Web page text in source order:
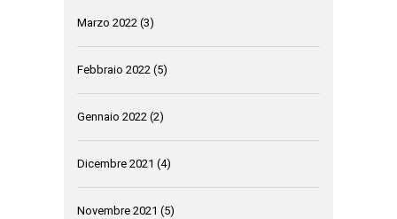
Marzo 2022 (3)
Febbraio 2022 (5)
Gennaio 2022 (2)
Dicembre 2021 (4)
Novembre 2021 (5)